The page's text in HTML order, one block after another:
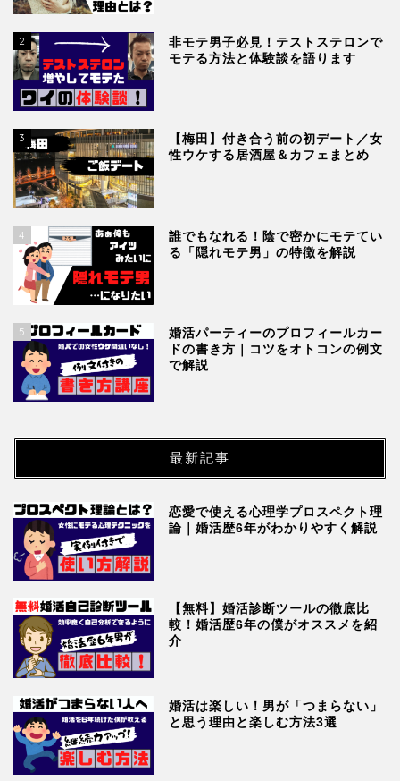
2
非モテ男子必見！テストステロンで
モテる方法と体験談を語ります
3
【梅田】付き合う前の初デート／女
性ウケする居酒屋＆カフェまとめ
4
誰でもなれる！陰で密かにモテてい
る「隠れモテ男」の特徴を解説
5
婚活パーティーのプロフィールカー
ドの書き方｜コツをオトコンの例文
で解説
最新記事
恋愛で使える心理学プロスペクト理
論｜婚活歴6年がわかりやすく解説
【無料】婚活診断ツールの徹底比
較！婚活歴6年の僕がオススメを紹
介
婚活は楽しい！男が「つまらない」
と思う理由と楽しむ方法3選